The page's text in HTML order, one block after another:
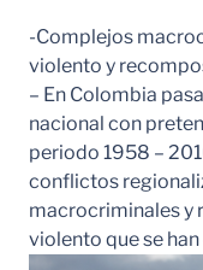
-Complejos
violento y
– En Colombia
nacional con
periodo 1958 –
conflictos
macrocriminales y
violento que se